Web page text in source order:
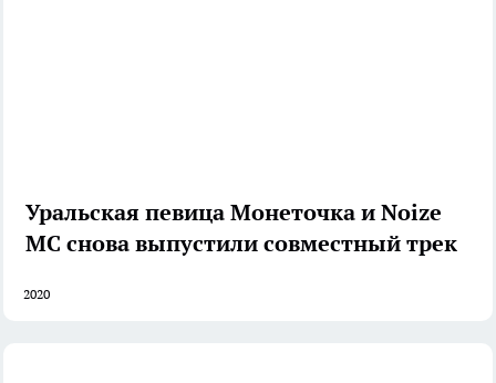
Уральская певица Монеточка и Noize
MC снова выпустили совместный трек
2020